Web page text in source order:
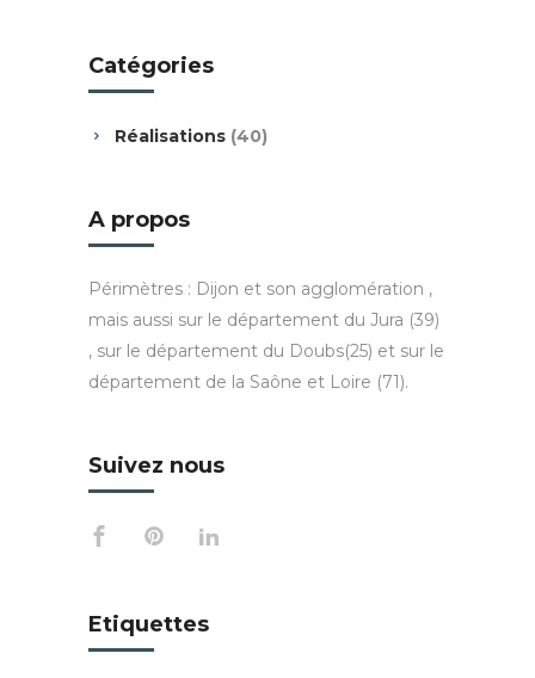
Catégories
Réalisations (40)
A propos
Périmètres : Dijon et son agglomération ,
mais aussi sur le département du Jura (39)
, sur le département du Doubs(25) et sur le
département de la Saône et Loire (71).
Suivez nous
Etiquettes